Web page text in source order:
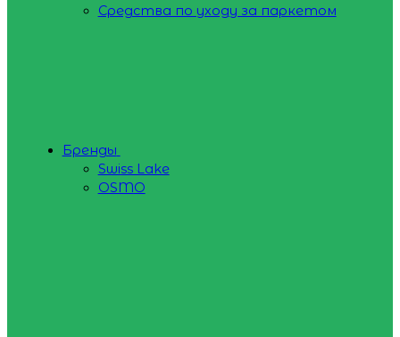
Средства по уходу за паркетом
Бренды
Swiss Lake
OSMO